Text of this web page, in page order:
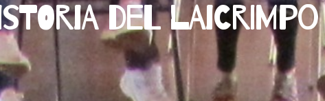
del Laicrimpo